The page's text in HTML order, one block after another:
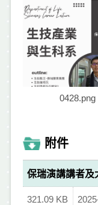
0428.png
附件
保瑞演講講者
321.09 KB